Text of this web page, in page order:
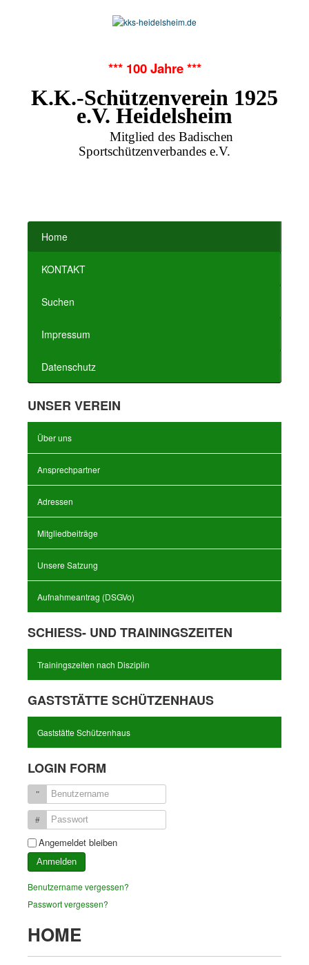
*** 100 Jahre ***
K.K.-Schützenverein 1925
e.V. Heidelsheim
Mitglied des Badischen
Sportschützenverbandes e.V.
Home
KONTAKT
Suchen
Impressum
Datenschutz
UNSER VEREIN
Über uns
Ansprechpartner
Adressen
Mitgliedbeiträge
Unsere Satzung
Aufnahmeantrag (DSGVo)
SCHIESS- UND TRAININGSZEITEN
Trainingszeiten nach Disziplin
GASTSTÄTTE SCHÜTZENHAUS
Gaststätte Schützenhaus
LOGIN FORM
Benutzername
Passwort
Angemeldet bleiben
Anmelden
Benutzername vergessen?
Passwort vergessen?
HOME